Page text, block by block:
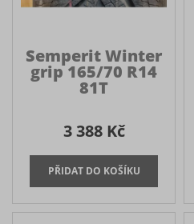
Semperit Winter
grip 165/70 R14
81T
3 388 Kč